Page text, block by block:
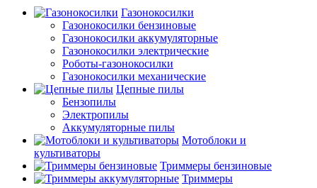
Газонокосилки
Газонокосилки бензиновые
Газонокосилки аккумуляторные
Газонокосилки электрические
Роботы-газонокосилки
Газонокосилки механические
Цепные пилы
Бензопилы
Электропилы
Аккумуляторные пилы
Мотоблоки и
культиваторы
Триммеры бензиновые
Триммеры